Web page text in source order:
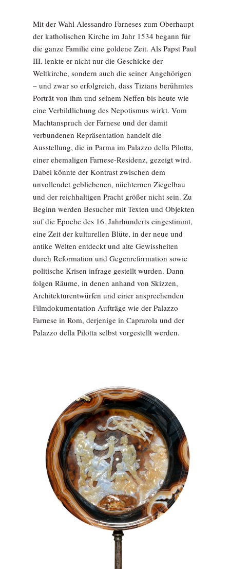
Mit der Wahl Alessandro Farneses zum Oberhaupt
der katholischen Kirche im Jahr 1534 begann für
die ganze Familie eine goldene Zeit. Als Papst Paul
III. lenkte er nicht nur die Geschicke der
Weltkirche, sondern auch die seiner Angehörigen
– und zwar so erfolgreich, dass Tizians berühmtes
Porträt von ihm und seinem Neffen bis heute wie
eine Verbildlichung des Nepotismus wirkt. Vom
Machtanspruch der Farnese und der damit
verbundenen Repräsentation handelt die
Ausstellung, die in Parma im Palazzo della Pilotta,
einer ehemaligen Farnese-Residenz, gezeigt wird.
Dabei könnte der Kontrast zwischen dem
unvollendet gebliebenen, nüchternen Ziegelbau
und der reichhaltigen Pracht größer nicht sein. Zu
Beginn werden Besucher mit Texten und Objekten
auf die Epoche des 16. Jahrhunderts eingestimmt,
eine Zeit der kulturellen Blüte, in der neue und
antike Welten entdeckt und alte Gewissheiten
durch Reformation und Gegenreformation sowie
politische Krisen infrage gestellt wurden. Dann
folgen Räume, in denen anhand von Skizzen,
Architekturentwürfen und einer ansprechenden
Filmdokumentation Aufträge wie der Palazzo
Farnese in Rom, derjenige in Caprarola und der
Palazzo della Pilotta selbst vorgestellt werden.